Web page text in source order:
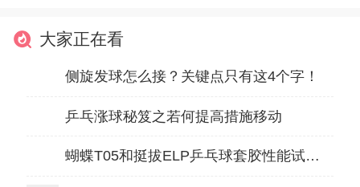
大家正在看
侧旋发球怎么接？关键点只有这4个字！
乒乓涨球秘笈之若何提高措施移动
蝴蝶T05和挺拔ELP乒乓球套胶性能试打对比评测怎么样？